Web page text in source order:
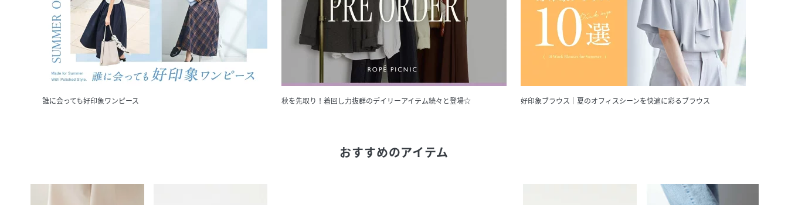
誰に会っても好印象ワンピース 秋を先取り！着回し力抜群のデイリーアイテム続々と登場☆ 好印象ブラウス｜夏のオフィスシーンを快適に彩るブラウス
おすすめのアイテム